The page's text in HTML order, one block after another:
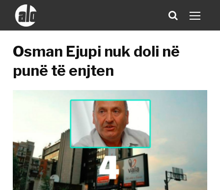
Osman Ejupi nuk doli në
punë të enjten